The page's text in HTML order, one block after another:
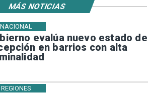
evalúa nuevo estado de
en barrios con alta
NACIONAL
REGIONES
MÁS NOTICIAS